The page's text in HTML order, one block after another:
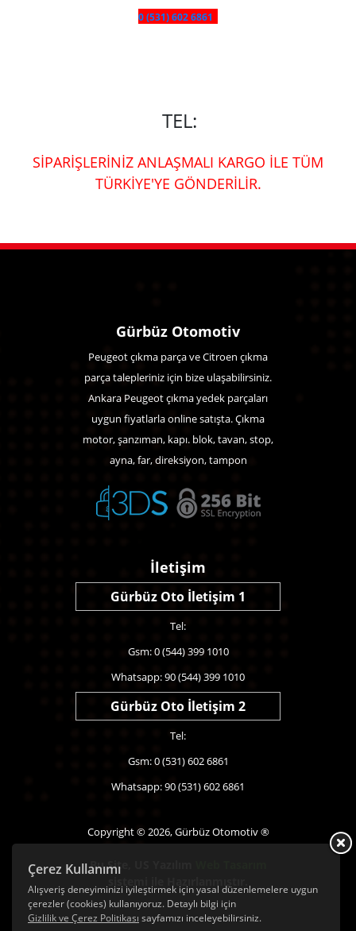
0 (531) 602 6861
TEL:
SİPARİŞLERİNİZ ANLAŞMALI KARGO İLE TÜM
TÜRKİYE'YE GÖNDERİLİR.
Çerez Kullanımı
Alışveriş deneyiminizi iyileştirmek için yasal düzenlemelere uygun
çerezler (cookies) kullanıyoruz. Detaylı bilgi için
Gizlilik ve Çerez Politikası sayfamızı inceleyebilirsiniz.
Gürbüz Otomotiv
Peugeot çıkma parça ve Citroen çıkma
parça talepleriniz için bize ulaşabilirsiniz.
Ankara Peugeot çıkma yedek parçaları
uygun fiyatlarla online satışta. Çıkma
motor, şanzıman, kapı. blok, tavan, stop,
ayna, far, direksiyon, tampon
İletişim
Gürbüz Oto İletişim 1
Tel:
Gsm: 0 (544) 399 1010
Whatsapp: 90 (544) 399 1010
Gürbüz Oto İletişim 2
Tel:
Gsm: 0 (531) 602 6861
Whatsapp: 90 (531) 602 6861
Copyright © 2026, Gürbüz Otomotiv ®
Bu Site,